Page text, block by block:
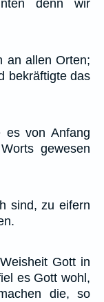
denn wir
an allen Orten;
bekräftigte das
es von Anfang
gewesen
sind, zu eifern
Gott in
es Gott wohl,
die, so